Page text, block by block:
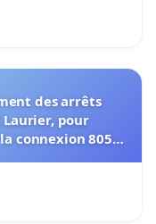
des arrêts
Laurier, pour
connexion 805-